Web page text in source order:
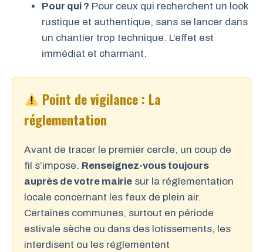
Pour qui ? Pour ceux qui recherchent un look
rustique et authentique, sans se lancer dans
un chantier trop technique. L’effet est
immédiat et charmant.
Point de vigilance : La
réglementation
Avant de tracer le premier cercle, un coup de
fil s’impose. Renseignez-vous toujours
auprès de votre mairie sur la réglementation
locale concernant les feux de plein air.
Certaines communes, surtout en période
estivale sèche ou dans des lotissements, les
interdisent ou les réglementent